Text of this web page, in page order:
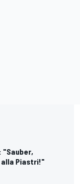
"Sauber,
alla Piastri!"